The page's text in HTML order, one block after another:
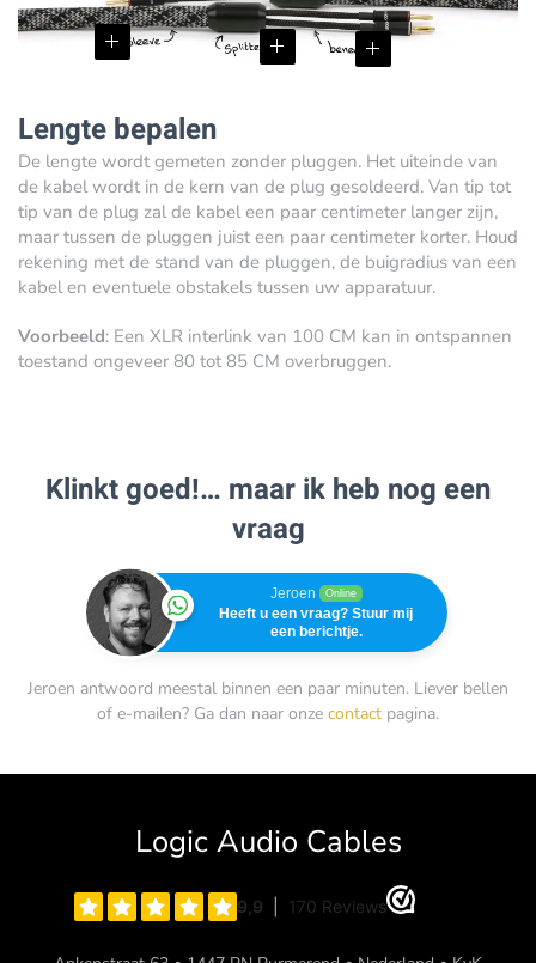
Lengte bepalen
De lengte wordt gemeten zonder pluggen. Het uiteinde van
de kabel wordt in de kern van de plug gesoldeerd. Van tip tot
tip van de plug zal de kabel een paar centimeter langer zijn,
maar tussen de pluggen juist een paar centimeter korter. Houd
rekening met de stand van de pluggen, de buigradius van een
kabel en eventuele obstakels tussen uw apparatuur.
Voorbeeld: Een XLR interlink van 100 CM kan in ontspannen
toestand ongeveer 80 tot 85 CM overbruggen.
Klinkt goed!… maar ik heb nog een
vraag
Jeroen Online
Heeft u een vraag? Stuur mij
een berichtje.
Jeroen antwoord meestal binnen een paar minuten. Liever bellen
of e-mailen? Ga dan naar onze contact pagina.
Logic Audio Cables